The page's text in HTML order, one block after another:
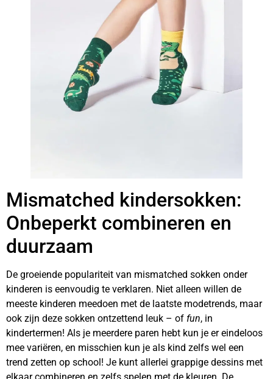
Mismatched kindersokken:
Onbeperkt combineren en
duurzaam
De groeiende populariteit van mismatched sokken onder
kinderen is eenvoudig te verklaren. Niet alleen willen de
meeste kinderen meedoen met de laatste modetrends, maar
ook zijn deze sokken ontzettend leuk – of fun, in
kindertermen! Als je meerdere paren hebt kun je er eindeloos
mee variëren, en misschien kun je als kind zelfs wel een
trend zetten op school! Je kunt allerlei grappige dessins met